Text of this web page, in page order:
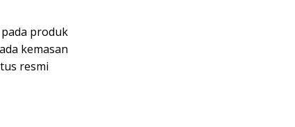
produk
kemasan
resmi